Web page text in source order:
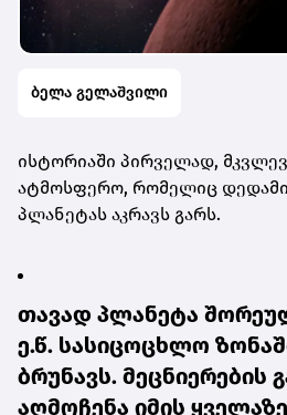
ბელა გელაშვილი
ის­ტო­რი­ა­ში პირ­ვე­ლად,
ატ­მოს­ფე­რო, რო­მე­ლიც
პლა­ნე­ტას აკ­რავს გარს.
თა­ვად პლა­ნე­ტა
ე.წ. სა­სი­ცო­ცხლო
ბრუ­ნავს. მეც­ნი­ე­რე­ბის
აღ­მო­ჩე­ნა იმის